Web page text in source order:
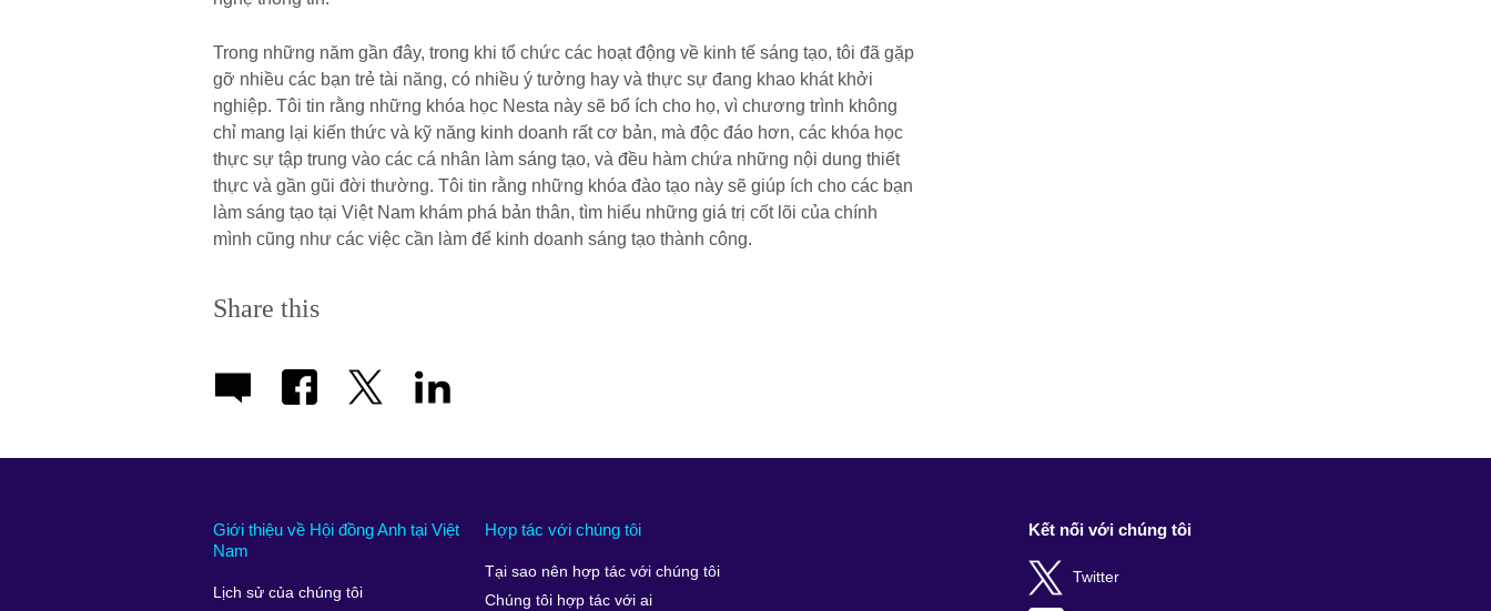
Trong những năm gần đây, trong khi tổ chức các hoạt động về kinh tế sáng tạo, tôi đã gặp
gỡ nhiều các bạn trẻ tài năng, có nhiều ý tưởng hay và thực sự đang khao khát khởi
nghiệp. Tôi tin rằng những khóa học Nesta này sẽ bổ ích cho họ, vì chương trình không
chỉ mang lại kiến thức và kỹ năng kinh doanh rất cơ bản, mà độc đáo hơn, các khóa học
thực sự tập trung vào các cá nhân làm sáng tạo, và đều hàm chứa những nội dung thiết
thực và gần gũi đời thường. Tôi tin rằng những khóa đào tạo này sẽ giúp ích cho các bạn
làm sáng tạo tại Việt Nam khám phá bản thân, tìm hiểu những giá trị cốt lõi của chính
mình cũng như các việc cần làm để kinh doanh sáng tạo thành công.
Share this
Giới thiệu về Hội đồng Anh tại Việt
Nam
Lịch sử của chúng tôi
Hợp tác với chúng tôi
Tại sao nên hợp tác với chúng tôi
Chúng tôi hợp tác với ai
Kết nối với chúng tôi
Twitter